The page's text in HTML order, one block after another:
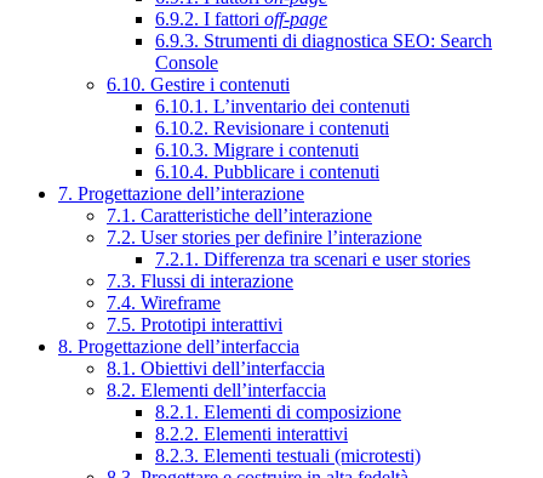
6.9.2. I fattori off-page
6.9.3. Strumenti di diagnostica SEO: Search
Console
6.10. Gestire i contenuti
6.10.1. L’inventario dei contenuti
6.10.2. Revisionare i contenuti
6.10.3. Migrare i contenuti
6.10.4. Pubblicare i contenuti
7. Progettazione dell’interazione
7.1. Caratteristiche dell’interazione
7.2. User stories per definire l’interazione
7.2.1. Differenza tra scenari e user stories
7.3. Flussi di interazione
7.4. Wireframe
7.5. Prototipi interattivi
8. Progettazione dell’interfaccia
8.1. Obiettivi dell’interfaccia
8.2. Elementi dell’interfaccia
8.2.1. Elementi di composizione
8.2.2. Elementi interattivi
8.2.3. Elementi testuali (microtesti)